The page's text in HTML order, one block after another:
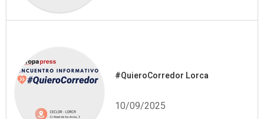
#QuieroCorredor Lorca
10/09/2025